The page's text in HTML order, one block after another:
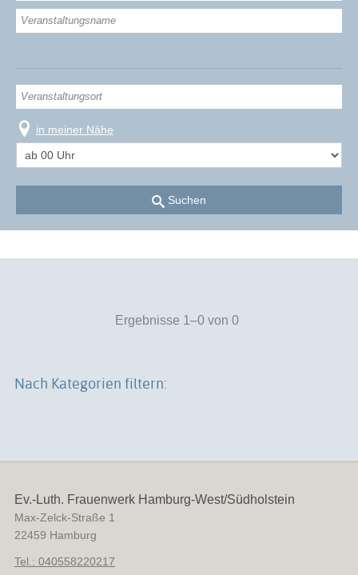
in meiner Nähe
Suchen
Ergebnisse 1–0 von 0
Nach Kategorien filtern:
Ev.-Luth. Frauenwerk Hamburg-West/Südholstein
Max-Zelck-Straße 1
22459 Hamburg
Tel.: 040558220217